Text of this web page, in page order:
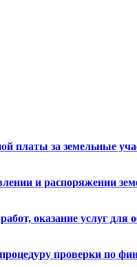
платы за земельные
и распоряжении
оказание услуг
проверки по